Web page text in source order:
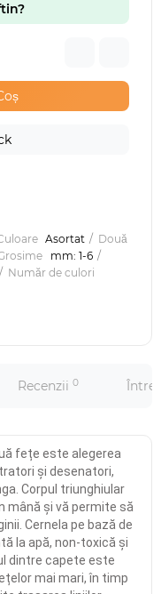
Asortat
Două
mm: 1-6
Număr de culori
Recenzii 0
fețe este alegerea
și desenatori,
Corpul triunghiular
mână și vă permite să
Cernela pe bază de
la apă, non-toxică și
dintre capete este
mai mari, în timp